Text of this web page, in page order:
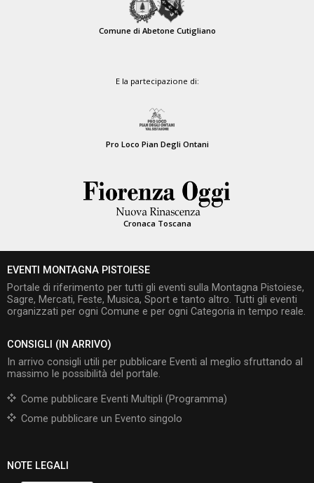
Comune di Abetone Cutigliano
E la partecipazione di:
Pro Loco Pian Degli Ontani
Cronaca Toscana
EVENTI MONTAGNA PISTOIESE
Portale di riferimento per tutti gli eventi sulla Montagna Pistoiese,
Sagre, Mercati, Feste, Musica, Sport e tanto altro. Tutti gli eventi
organizzati per ogni Comune e per ogni Categoria in tempo reale.
CONSIGLI (IN ARRIVO)
In arrivo consigli utili per pubblicare Eventi al meglio sfruttando al
massimo le possibilità del portale.
Come pubblicare Eventi Multipli (Programma)
Come pubblicare un Evento singolo
NOTE LEGALI